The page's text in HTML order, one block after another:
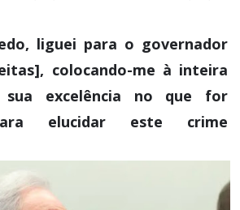
liguei para o governador
colocando-me à inteira
sua excelência no que for
elucidar este crime